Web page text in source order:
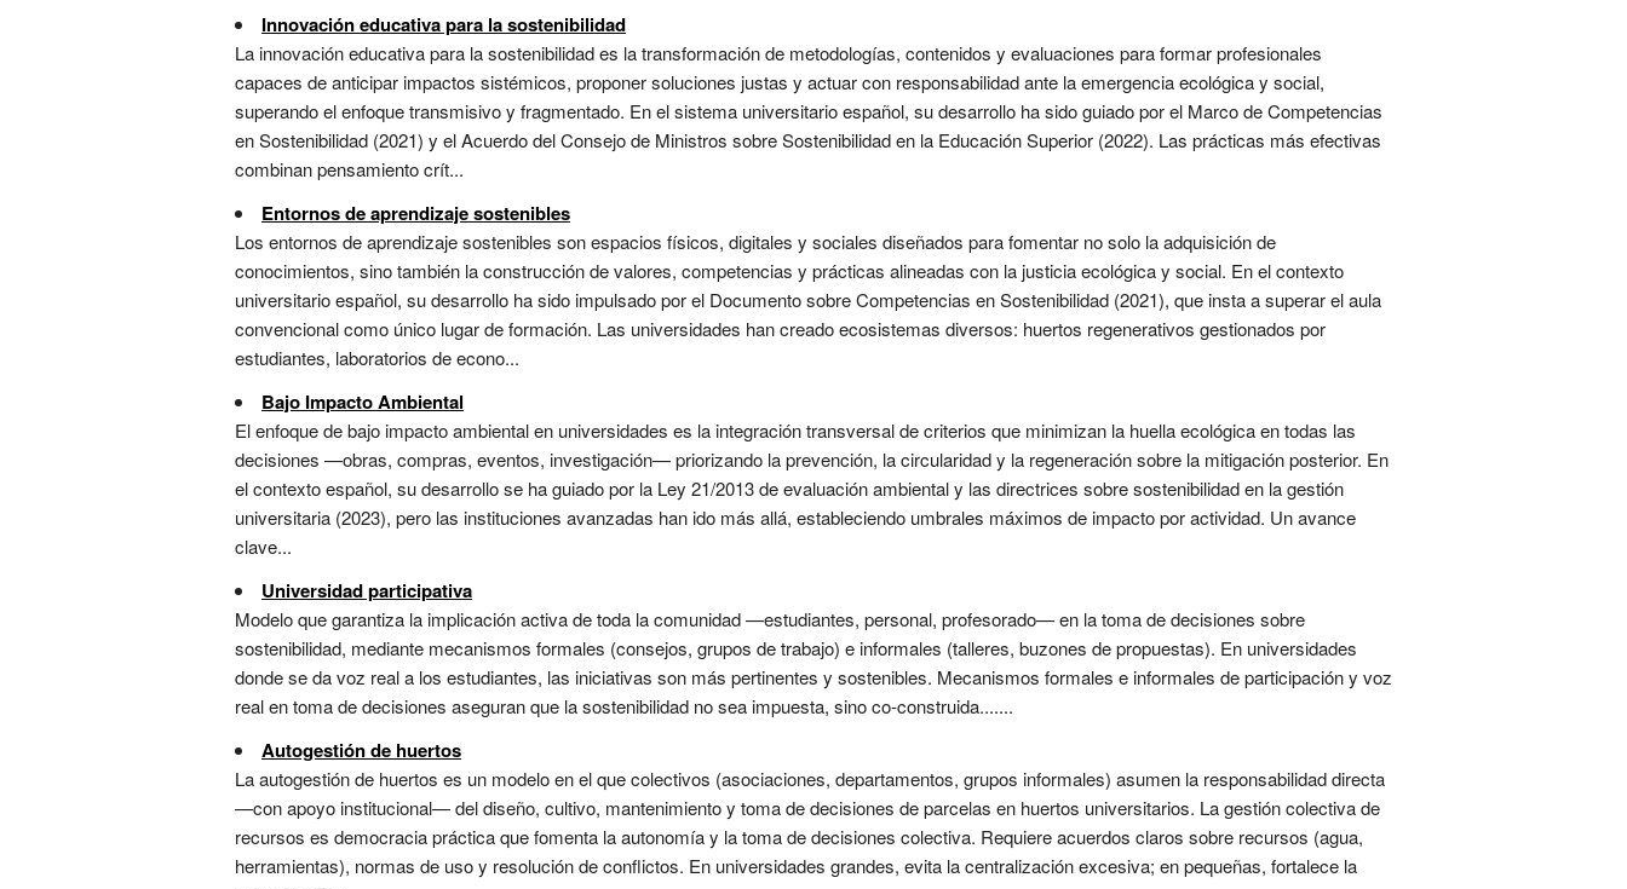
Innovación educativa para la sostenibilidad
La innovación educativa para la sostenibilidad es la transformación de metodologías, contenidos y evaluaciones para formar profesionales
capaces de anticipar impactos sistémicos, proponer soluciones justas y actuar con responsabilidad ante la emergencia ecológica y social,
superando el enfoque transmisivo y fragmentado. En el sistema universitario español, su desarrollo ha sido guiado por el Marco de Competencias
en Sostenibilidad (2021) y el Acuerdo del Consejo de Ministros sobre Sostenibilidad en la Educación Superior (2022). Las prácticas más efectivas
combinan pensamiento crít...
Entornos de aprendizaje sostenibles
Los entornos de aprendizaje sostenibles son espacios físicos, digitales y sociales diseñados para fomentar no solo la adquisición de
conocimientos, sino también la construcción de valores, competencias y prácticas alineadas con la justicia ecológica y social. En el contexto
universitario español, su desarrollo ha sido impulsado por el Documento sobre Competencias en Sostenibilidad (2021), que insta a superar el aula
convencional como único lugar de formación. Las universidades han creado ecosistemas diversos: huertos regenerativos gestionados por
estudiantes, laboratorios de econo...
Bajo Impacto Ambiental
El enfoque de bajo impacto ambiental en universidades es la integración transversal de criterios que minimizan la huella ecológica en todas las
decisiones —obras, compras, eventos, investigación— priorizando la prevención, la circularidad y la regeneración sobre la mitigación posterior. En
el contexto español, su desarrollo se ha guiado por la Ley 21/2013 de evaluación ambiental y las directrices sobre sostenibilidad en la gestión
universitaria (2023), pero las instituciones avanzadas han ido más allá, estableciendo umbrales máximos de impacto por actividad. Un avance
clave...
Universidad participativa
Modelo que garantiza la implicación activa de toda la comunidad —estudiantes, personal, profesorado— en la toma de decisiones sobre
sostenibilidad, mediante mecanismos formales (consejos, grupos de trabajo) e informales (talleres, buzones de propuestas). En universidades
donde se da voz real a los estudiantes, las iniciativas son más pertinentes y sostenibles. Mecanismos formales e informales de participación y voz
real en toma de decisiones aseguran que la sostenibilidad no sea impuesta, sino co-construida.......
Autogestión de huertos
La autogestión de huertos es un modelo en el que colectivos (asociaciones, departamentos, grupos informales) asumen la responsabilidad directa
—con apoyo institucional— del diseño, cultivo, mantenimiento y toma de decisiones de parcelas en huertos universitarios. La gestión colectiva de
recursos es democracia práctica que fomenta la autonomía y la toma de decisiones colectiva. Requiere acuerdos claros sobre recursos (agua,
herramientas), normas de uso y resolución de conflictos. En universidades grandes, evita la centralización excesiva; en pequeñas, fortalece la